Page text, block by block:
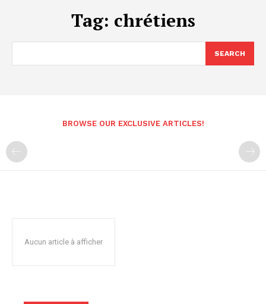
Tag: chrétiens
SEARCH
BROWSE OUR EXCLUSIVE ARTICLES!
Aucun article à afficher